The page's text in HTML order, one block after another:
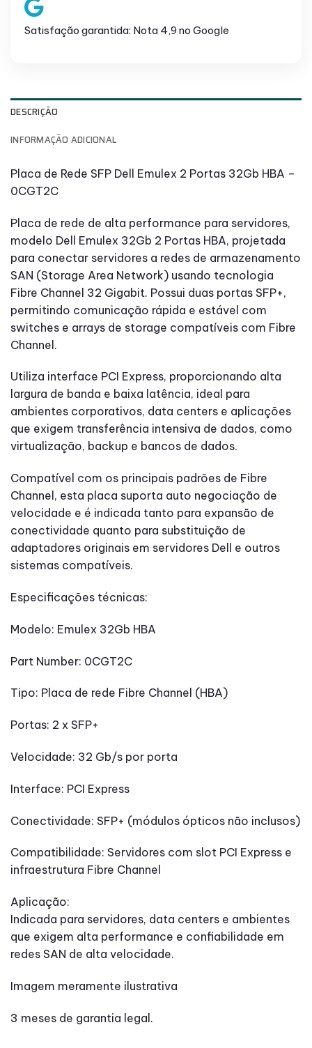
Satisfação garantida: Nota 4,9 no Google
DESCRIÇÃO
INFORMAÇÃO ADICIONAL
Placa de Rede SFP Dell Emulex 2 Portas 32Gb HBA –
0CGT2C
Placa de rede de alta performance para servidores,
modelo Dell Emulex 32Gb 2 Portas HBA, projetada
para conectar servidores a redes de armazenamento
SAN (Storage Area Network) usando tecnologia
Fibre Channel 32 Gigabit. Possui duas portas SFP+,
permitindo comunicação rápida e estável com
switches e arrays de storage compatíveis com Fibre
Channel.
Utiliza interface PCI Express, proporcionando alta
largura de banda e baixa latência, ideal para
ambientes corporativos, data centers e aplicações
que exigem transferência intensiva de dados, como
virtualização, backup e bancos de dados.
Compatível com os principais padrões de Fibre
Channel, esta placa suporta auto negociação de
velocidade e é indicada tanto para expansão de
conectividade quanto para substituição de
adaptadores originais em servidores Dell e outros
sistemas compatíveis.
Especificações técnicas:
Modelo: Emulex 32Gb HBA
Part Number: 0CGT2C
Tipo: Placa de rede Fibre Channel (HBA)
Portas: 2 x SFP+
Velocidade: 32 Gb/s por porta
Interface: PCI Express
Conectividade: SFP+ (módulos ópticos não inclusos)
Compatibilidade: Servidores com slot PCI Express e
infraestrutura Fibre Channel
Aplicação:
Indicada para servidores, data centers e ambientes
que exigem alta performance e confiabilidade em
redes SAN de alta velocidade.
Imagem meramente ilustrativa
3 meses de garantia legal.